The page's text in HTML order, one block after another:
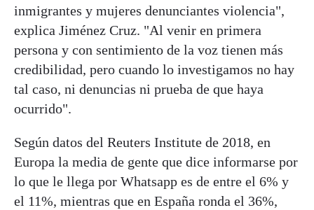
inmigrantes y mujeres denunciantes violencia",
explica Jiménez Cruz. "Al venir en primera
persona y con sentimiento de la voz tienen más
credibilidad, pero cuando lo investigamos no hay
tal caso, ni denuncias ni prueba de que haya
ocurrido".
Según datos del Reuters Institute de 2018, en
Europa la media de gente que dice informarse por
lo que le llega por Whatsapp es de entre el 6% y
el 11%, mientras que en España ronda el 36%,